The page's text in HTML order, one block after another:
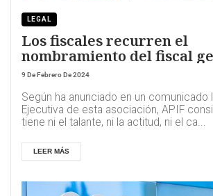
LEGAL
Los fiscales recurren el
nombramiento del fiscal
9 De Febrero De 2024
Según ha anunciado en un comunicado
Ejecutiva de esta asociación, APIF
tiene ni el talante, ni la actitud, ni el ca...
LEER MÁS